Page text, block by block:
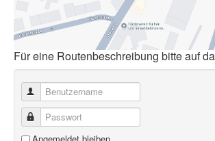
Für eine Routenbeschreibung bitte auf
Benutzername
Passwort